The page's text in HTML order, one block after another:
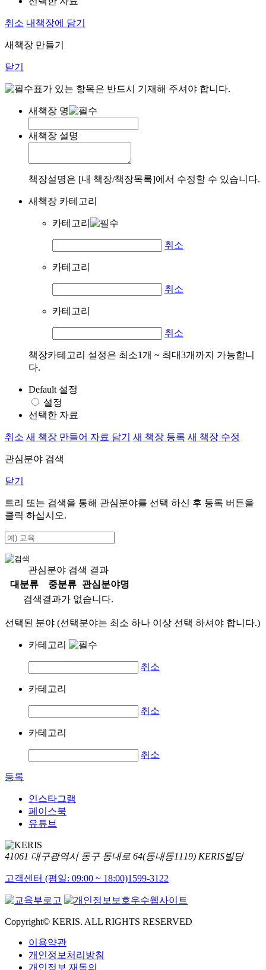
취소 내책장에 담기
새책장 만들기
닫기
표가 있는 항목은 반드시 기재해 주셔야 합니다.
새책장 명
새책장 설명
책장설명은 [내 책장/책장목록]에서 수정할 수 있습니다.
새책장 카테고리
카테고리
취소
카테고리
취소
카테고리
취소
책장카테고리 설정은 최소1개 ~ 최대3개까지 가능합니
다.
Default 설정
설정
선택한 자료
취소 새 책장 만들어 자료 담기 새 책장 등록 새 책장 수정
관심분야 검색
닫기
트리 또는 검색을 통해 관심분야를 선택 하신 후 등록 버튼을
클릭 하십시오.
관심분야 검색 결과
대분류
중분류
관심분야명
검색결과가 없습니다.
선택된 분야 (선택분야는 최소 하나 이상 선택 하셔야 합니다.)
카테고리
취소
카테고리
취소
카테고리
취소
등록
인스타그램
페이스북
유튜브
41061 대구광역시 동구 동내로 64(동내동1119) KERIS빌딩
고객센터 (평일: 09:00 ~ 18:00)1599-3122
Copyright© KERIS. ALL RIGHTS RESERVED
이용약관
개인정보처리방침
개인정보 재동의